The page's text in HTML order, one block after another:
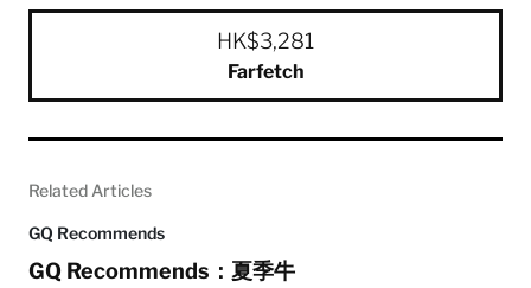
HK$3,281
Farfetch
Related Articles
GQ Recommends
GQ Recommends：夏季牛